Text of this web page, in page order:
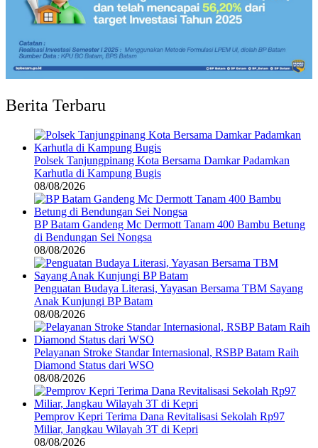
Berita Terbaru
Polsek Tanjungpinang Kota Bersama Damkar Padamkan
Karhutla di Kampung Bugis
08/08/2026
BP Batam Gandeng Mc Dermott Tanam 400 Bambu Betung
di Bendungan Sei Nongsa
08/08/2026
Penguatan Budaya Literasi, Yayasan Bersama TBM Sayang
Anak Kunjungi BP Batam
08/08/2026
Pelayanan Stroke Standar Internasional, RSBP Batam Raih
Diamond Status dari WSO
08/08/2026
Pemprov Kepri Terima Dana Revitalisasi Sekolah Rp97
Miliar, Jangkau Wilayah 3T di Kepri
08/08/2026